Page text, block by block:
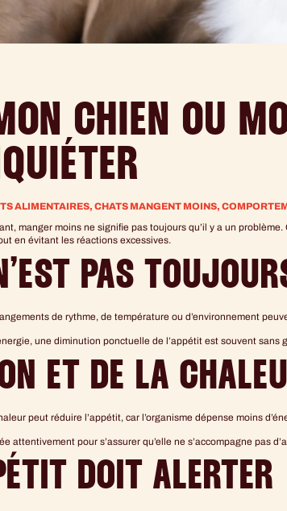
CHIEN OU
ALIMENTAIRES, CHATS MANGENT MOINS,
manger moins ne signifie pas toujours qu’il y a un
en évitant les réactions excessives.
PAS
de rythme, de température ou d’environnement
une diminution ponctuelle de l’appétit est souvent sans
ET DE LA
peut réduire l’appétit, car l’organisme dépense moins
pour s’assurer qu’elle ne s’accompagne pas
DOIT ALERTER